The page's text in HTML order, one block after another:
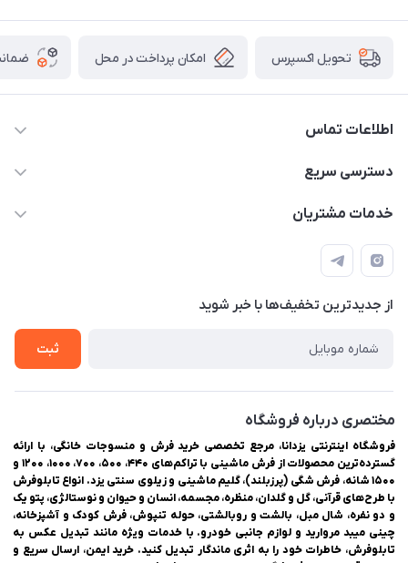
تحویل اکسپرس امکان پرداخت در محل
اطلاعات تماس
03538252575
اینترنتی یزدانا
دسترسی سریع
حساب کاربری
لیست محصولات
درباره ما
خدمات مشتریان
راهنمای ثبت سفارش
حریم خصوصی
سوالات متداول
از جدید‌ترین تخفیف‌ها با‌ خبر شوید
ثبت
مختصری درباره فروشگاه
فروشگاه اینترنتی یزدانا، مرجع تخصصی خرید فرش و منسوجات خانگی، با ارائه
گسترده‌ترین محصولات از فرش ماشینی با تراکم‌های ۴۴۰، ۵۰۰، ۷۰۰، ۱۰۰۰، ۱۲۰۰ و
۱۵۰۰ شانه، فرش شگی (پرزبلند)، گلیم ماشینی و زیلوی سنتی یزد. انواع تابلوفرش
با طرح‌های قرآنی، گل و گلدان، منظره، مجسمه، انسان و حیوان و نوستالژی، پتو یک
و دو نفره، شال مبل، بالشت و روبالشتی، حوله تنپوش، فرش کودک و آشپزخانه،
چینی میبد مروارید و لوازم جانبی خودرو. با خدمات ویژه مانند تبدیل عکس به
تابلوفرش، خاطرات خود را به اثری ماندگار تبدیل کنید. خرید ایمن، ارسال سریع و